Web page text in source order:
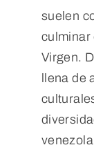
suelen
culminar
Virgen.
llena de